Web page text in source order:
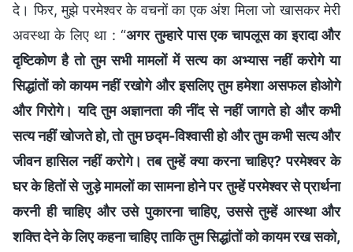
दे। फिर, मुझे परमेश्वर के वचनों का एक अंश मिला जो खासकर मेरी
अवस्था के लिए था : “अगर तुम्हारे पास एक चापलूस का इरादा और
दृष्टिकोण है तो तुम सभी मामलों में सत्य का अभ्यास नहीं करोगे या
सिद्धांतों को कायम नहीं रखोगे और इसलिए तुम हमेशा असफल होओगे
और गिरोगे। यदि तुम अज्ञानता की नींद से नहीं जागते हो और कभी
सत्य नहीं खोजते हो, तो तुम छद्म-विश्वासी हो और तुम कभी सत्य और
जीवन हासिल नहीं करोगे। तब तुम्हें क्या करना चाहिए? परमेश्वर के
घर के हितों से जुड़े मामलों का सामना होने पर तुम्हें परमेश्वर से प्रार्थना
करनी ही चाहिए और उसे पुकारना चाहिए, उससे तुम्हें आस्था और
शक्ति देने के लिए कहना चाहिए ताकि तुम सिद्धांतों को कायम रख सको,